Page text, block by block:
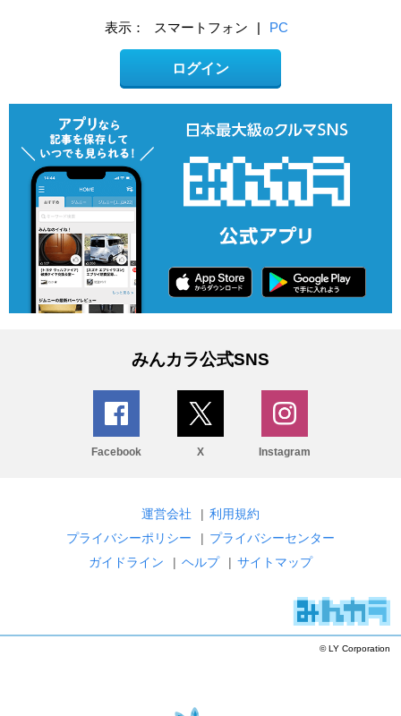
表示： スマートフォン | PC
ログイン
みんカラ公式SNS
Facebook X Instagram
運営会社 | 利用規約
プライバシーポリシー
| プライバシーセンター
ガイドライン
| ヘルプ | サイトマップ
© LY Corporation